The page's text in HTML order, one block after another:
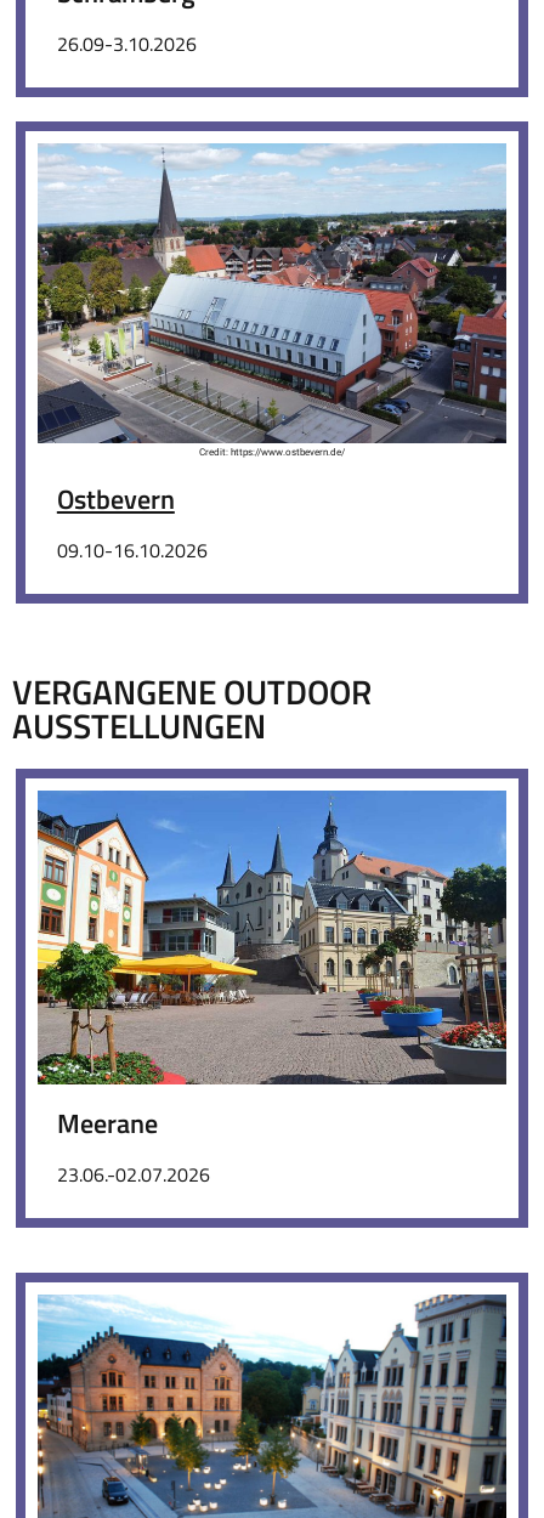
26.09-3.10.2026
Credit: https://www.ostbevern.de/
Ostbevern
09.10-16.10.2026
VERGANGENE OUTDOOR
AUSSTELLUNGEN
Meerane
23.06.-02.07.2026